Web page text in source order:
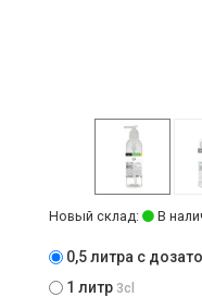
Новый склад: В
0,5 литра с
1 литр 3cl